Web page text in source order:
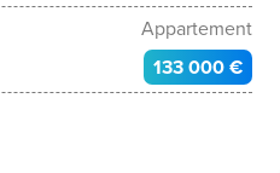
Appartement
133 000 €